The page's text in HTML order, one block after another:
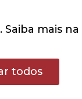
mais na
todos